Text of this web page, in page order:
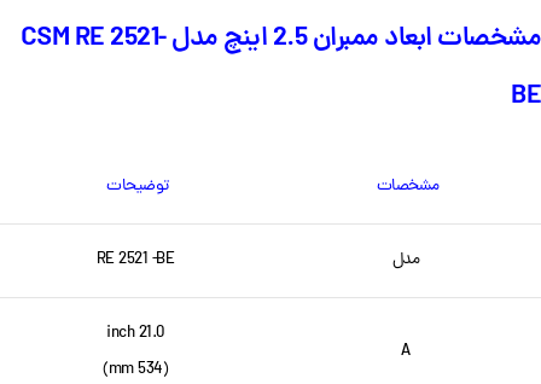
مشخصات ابعاد ممبران 2.5 اینچ مدل CSM RE 2521-
BE
مشخصات توضیحات
مدل RE 2521 -BE
A
21.0 inch
(534 mm)